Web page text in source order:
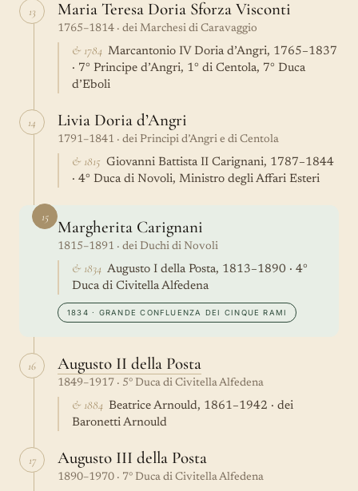
13 Maria Teresa Doria Sforza Visconti
1765–1814 · dei Marchesi di Caravaggio
& 1784 Marcantonio IV Doria d’Angri, 1765–1837
· 7° Principe d’Angri, 1° di Centola, 7° Duca
d’Eboli
14 Livia Doria d’Angri
1791–1841 · dei Principi d’Angri e di Centola
& 1815 Giovanni Battista II Carignani, 1787–1844
· 4° Duca di Novoli, Ministro degli Affari Esteri
15
Margherita Carignani
1815–1891 · dei Duchi di Novoli
& 1834 Augusto I della Posta, 1813–1890 · 4°
Duca di Civitella Alfedena
1834 · GRANDE CONFLUENZA DEI CINQUE RAMI
16 Augusto II della Posta
1849–1917 · 5° Duca di Civitella Alfedena
& 1884 Beatrice Arnould, 1861–1942 · dei
Baronetti Arnould
17 Augusto III della Posta
1890–1970 · 7° Duca di Civitella Alfedena